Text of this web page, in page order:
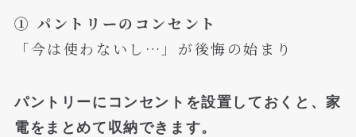
① パントリーのコンセント
「今は使わないし…」が後悔の始まり
パントリーにコンセントを設置しておくと、家
電をまとめて収納できます。